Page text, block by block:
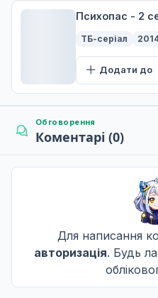
Психопас - 2
ТБ-серіал
Додати до
Обговорення
Коментарі (0)
Для написання
авторизація. Будь